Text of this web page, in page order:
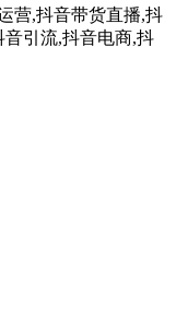
营,抖音带货直播,抖
引流,抖音电商,抖